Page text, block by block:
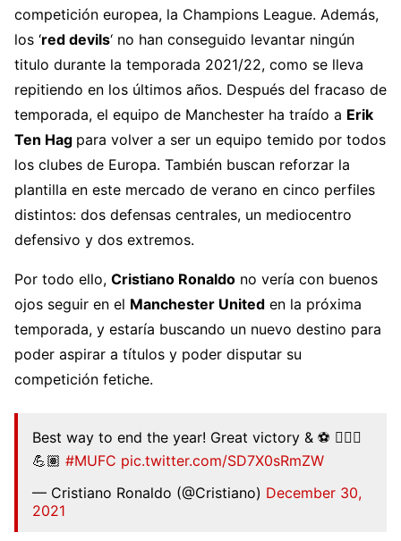
competición europea, la Champions League. Además,
los ‘red devils‘ no han conseguido levantar ningún
titulo durante la temporada 2021/22, como se lleva
repitiendo en los últimos años. Después del fracaso de
temporada, el equipo de Manchester ha traído a Erik
Ten Hag para volver a ser un equipo temido por todos
los clubes de Europa. También buscan reforzar la
plantilla en este mercado de verano en cinco perfiles
distintos: dos defensas centrales, un mediocentro
defensivo y dos extremos.
Por todo ello, Cristiano Ronaldo no vería con buenos
ojos seguir en el Manchester United en la próxima
temporada, y estaría buscando un nuevo destino para
poder aspirar a títulos y poder disputar su
competición fetiche.
Best way to end the year! Great victory & ⚽️ 🤷🏽‍♂️
💪🏽 #MUFC pic.twitter.com/SD7X0sRmZW
— Cristiano Ronaldo (@Cristiano) December 30,
2021